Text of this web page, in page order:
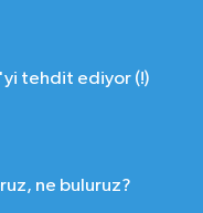
tehdit ediyor (!)
ne buluruz?